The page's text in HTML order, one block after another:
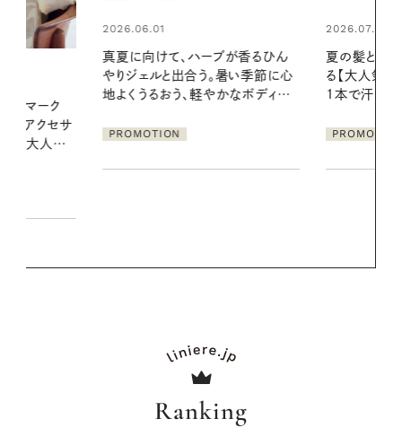
2026.07.24
夏の髪と心が瞬時にリフレッシュす
る【大人気のドライシャンプー】 この
1本で汗ばむ季節も一日中心地よく
PROMOTION
2026.06.01
お出かけ前
の一日。汗ば
に過ごす私
Ranking